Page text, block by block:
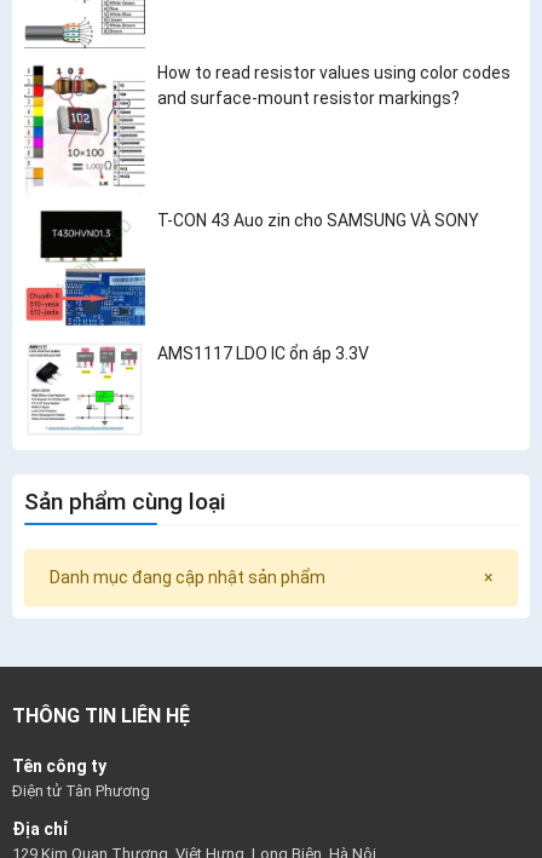
How to read resistor values using color codes
and surface-mount resistor markings?
T-CON 43 Auo zin cho SAMSUNG VÀ SONY
AMS1117 LDO IC ổn áp 3.3V
Sản phẩm cùng loại
×
Danh mục đang cập nhật sản phẩm
THÔNG TIN LIÊN HỆ
Tên công ty
Điện tử Tân Phương
Địa chỉ
129 Kim Quan Thượng, Việt Hưng, Long Biên, Hà Nội